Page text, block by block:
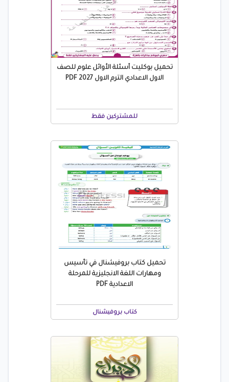
تحميل بوكليت أسئلة الأوائل علوم للصف
الاول الاعدادي الترم الاول 2027 PDF
للمشتركين فقط
تحميل كتاب بروفيشنال في تأسيس
ومهارات اللغة الانجليزية للمرحلة
الاعدادية PDF
كتاب بروفيشنال